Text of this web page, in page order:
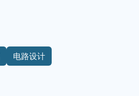
电路设计